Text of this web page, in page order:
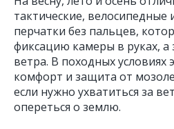
тактические, велосипедные
перчатки без пальцев,
фиксацию камеры в руках,
ветра. В походных
комфорт и защита от
если нужно ухватиться за
опереться о землю.